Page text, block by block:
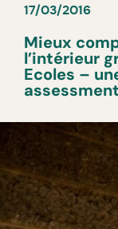
17/03/2016
Mieux
l’intérieur
Ecoles –